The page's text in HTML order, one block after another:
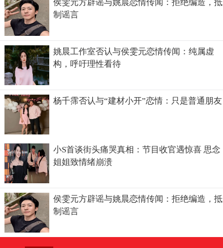
侯雯元方辟谣与姚晨恋情传闻：拒绝编造，抵
制谣言
姚晨工作室否认与侯雯元恋情传闻：纯属虚
构，呼吁理性看待
杨千霈否认与“建材小开”恋情：只是普通朋友
小S首谈街头痛哭真相：节目收官遇惊喜 思念
姐姐致情绪崩溃
侯雯元方辟谣与姚晨恋情传闻：拒绝编造，抵
制谣言